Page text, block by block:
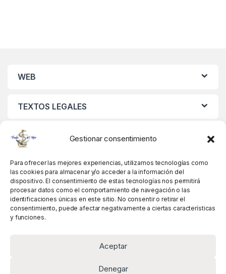
Gestionar consentimiento
Para ofrecer las mejores experiencias, utilizamos tecnologías como
las cookies para almacenar y/o acceder a la información del
dispositivo. El consentimiento de estas tecnologías nos permitirá
procesar datos como el comportamiento de navegación o las
identificaciones únicas en este sitio. No consentir o retirar el
consentimiento, puede afectar negativamente a ciertas características
y funciones.
Aceptar
Denegar
WEB
TEXTOS LEGALES
MIS DATOS